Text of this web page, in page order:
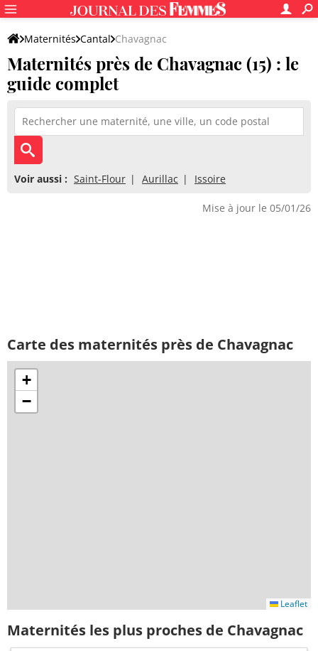
Maternités Cantal Chavagnac
Maternités près de Chavagnac (15) : le
guide complet
Voir aussi : Saint-Flour Aurillac Issoire
Mise à jour le 05/01/26
Carte des maternités près de Chavagnac
+
−
Leaflet
Maternités les plus proches de Chavagnac